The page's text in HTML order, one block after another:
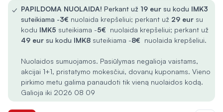
✓ PAPILDOMA NUOLAIDA! Perkant už 19 eur su kodu IMK3
suteikiama -3€ nuolaida krepšeliui; perkant už 29 eur su
kodu IMK5 suteikiama -5€ nuolaida krepšeliui; perkant už
49 eur su kodu IMK8 suteikiama -8€ nuolaida krepšeliui.
Nuolaidos sumuojamos. Pasiūlymas negalioja vaistams,
akcijai 1+1, pristatymo mokesčiui, dovanų kuponams. Vieno
pirkimo metu galima panaudoti tik vieną nuolaidos kodą.
Galioja iki 2026 08 09